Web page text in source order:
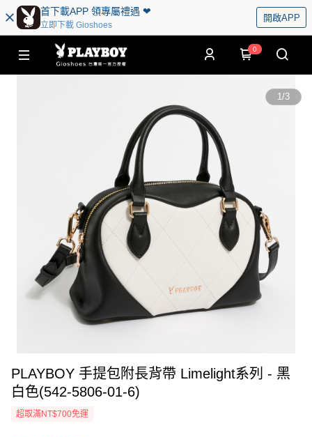
首下載APP 領專屬禮遇 ❤︎
立即下載 Gioshoes
開啟APP
0
1/3
PLAYBOY 手提包附長背帶 Limelight系列 - 黑
白色(542-5806-01-6)
超取滿NT$700免運